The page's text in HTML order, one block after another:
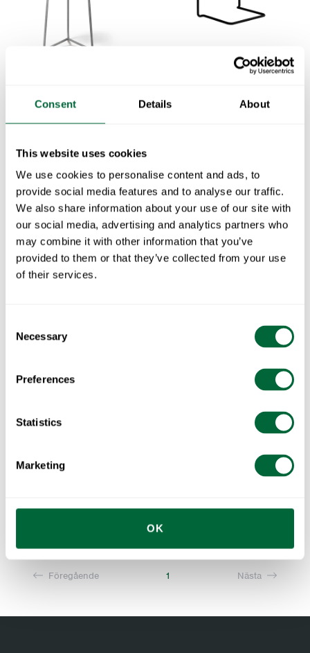
Consent Details About
This website uses cookies
We use cookies to personalise content and ads, to
provide social media features and to analyse our traffic.
We also share information about your use of our site with
our social media, advertising and analytics partners who
may combine it with other information that you’ve
provided to them or that they’ve collected from your use
of their services.
Selection
Necessary
Preferences
Statistics
Marketing
OK
Obehandlad teak med svart stativ
Pall V1 45
Pall V1 63
Föregående 1 Nästa